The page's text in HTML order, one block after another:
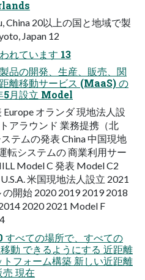
China 20以上の国と地域で製
Japan 12
れています 13
品の開発、生産、販売、関
離移動サービス (MaaS) の
5月設立 Model
オランダ 現地法人設
アラウンド 業務提携（北
テムの発表 China 中国現地
転システムの 商業利用サー
Model C 発表 Model C2
米国現地法人設立 2021
開始 2020 2019 2019 2018
2020 2021 Model F
べての場所で、すべての
動 できるようにする 近距離
フォーム構築 新しい近距離
現在